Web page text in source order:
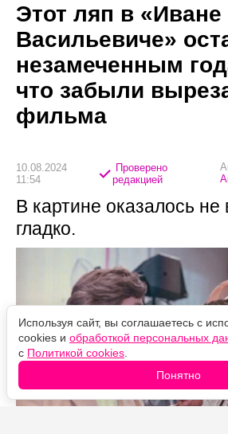
Этот ляп в «Иване
Васильевиче»
незамеченным
что забыли
фильма
10.08.2024
11:54
Проверено
редакцией
В картине оказалось не
гладко.
Используя сайт, вы соглашаетесь с
cookies и обработкой персональных
с Политикой cookies
Понятно